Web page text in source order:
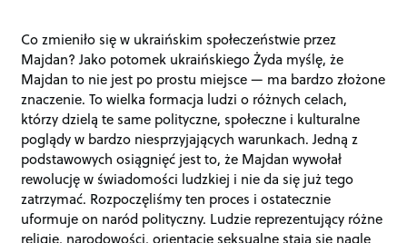
Co zmieniło się w ukraińskim społeczeństwie przez
Majdan? Jako potomek ukraińskiego Żyda myślę, że
Majdan to nie jest po prostu miejsce — ma bardzo złożone
znaczenie. To wielka formacja ludzi o różnych celach,
którzy dzielą te same polityczne, społeczne i kulturalne
poglądy w bardzo niesprzyjających warunkach. Jedną z
podstawowych osiągnięć jest to, że Majdan wywołał
rewolucję w świadomości ludzkiej i nie da się już tego
zatrzymać. Rozpoczęliśmy ten proces i ostatecznie
uformuje on naród polityczny. Ludzie reprezentujący różne
religie, narodowości, orientacje seksualne stają się nagle